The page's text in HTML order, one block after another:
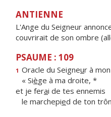
ANTIENNE
L'Ange du Seigneur
couvrirait de son ombre
PSAUME : 109
1 Oracle du Seigneur à
« Siège à ma droite, *
et je ferai de tes ennemis
le marchepied de ton